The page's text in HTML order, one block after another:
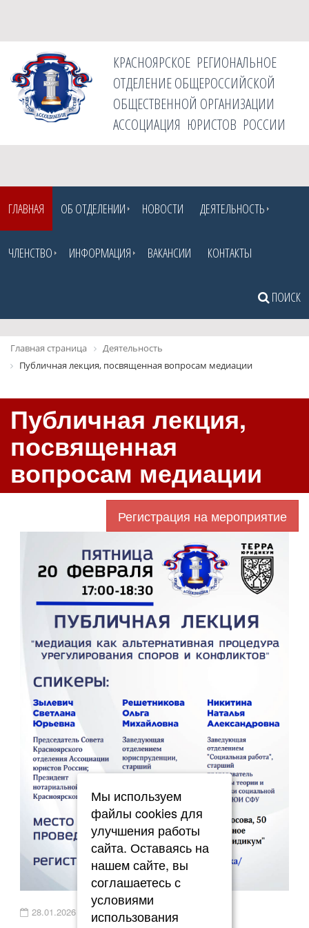
КРАСНОЯРСКОЕ РЕГИОНАЛЬНОЕ
ОТДЕЛЕНИЕ ОБЩЕРОССИЙСКОЙ
ОБЩЕСТВЕННОЙ ОРГАНИЗАЦИИ
АССОЦИАЦИЯ ЮРИСТОВ РОССИИ
ГЛАВНАЯ ОБ ОТДЕЛЕНИИ НОВОСТИ ДЕЯТЕЛЬНОСТЬ
ЧЛЕНСТВО ИНФОРМАЦИЯ ВАКАНСИИ КОНТАКТЫ
ПОИСК
Главная страница
Деятельность
Публичная лекция, посвященная вопросам медиации
Публичная лекция,
посвященная
вопросам медиации
Регистрация на мероприятие
28.01.2026
Мы используем
файлы cookies для
улучшения работы
сайта. Оставаясь на
нашем сайте, вы
соглашаетесь с
условиями
использования